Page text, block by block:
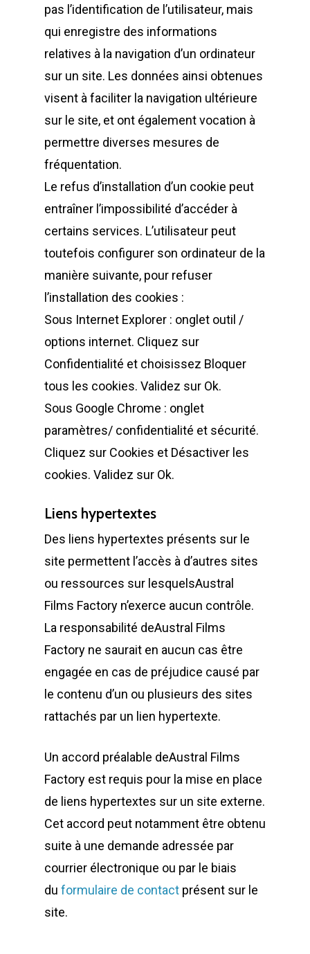
pas l’identification de l’utilisateur, mais
qui enregistre des informations
relatives à la navigation d’un ordinateur
sur un site. Les données ainsi obtenues
visent à faciliter la navigation ultérieure
sur le site, et ont également vocation à
permettre diverses mesures de
fréquentation.
Le refus d’installation d’un cookie peut
entraîner l’impossibilité d’accéder à
certains services. L’utilisateur peut
toutefois configurer son ordinateur de la
manière suivante, pour refuser
l’installation des cookies :
Sous Internet Explorer : onglet outil /
options internet. Cliquez sur
Confidentialité et choisissez Bloquer
tous les cookies. Validez sur Ok.
Sous Google Chrome : onglet
paramètres/ confidentialité et sécurité.
Cliquez sur Cookies et Désactiver les
cookies. Validez sur Ok.
Liens hypertextes
Des liens hypertextes présents sur le
site permettent l’accès à d’autres sites
ou ressources sur lesquelsAustral
Films Factory n’exerce aucun contrôle.
La responsabilité deAustral Films
Factory ne saurait en aucun cas être
engagée en cas de préjudice causé par
le contenu d’un ou plusieurs des sites
rattachés par un lien hypertexte.
Un accord préalable deAustral Films
Factory est requis pour la mise en place
de liens hypertextes sur un site externe.
Cet accord peut notamment être obtenu
suite à une demande adressée par
courrier électronique ou par le biais
du formulaire de contact présent sur le
site.